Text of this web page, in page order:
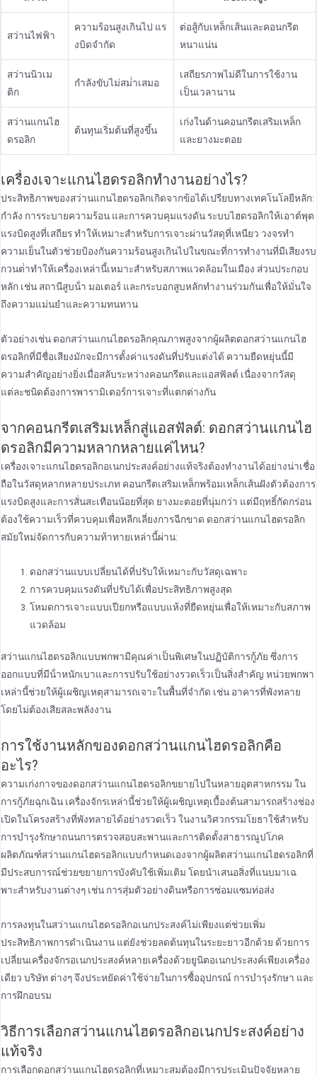
สว่านไฟฟ้า
ความร้อนสูงเกินไป แร
งบิดจํากัด
ต่อสู้กับเหล็กเส้นและคอนกรีต
หนาแน่น
สว่านนิวเม
ติก
กําลังขับไม่สม่ําเสมอ
เสถียรภาพไม่ดีในการใช้งาน
เป็นเวลานาน
สว่านแกนไฮ
ดรอลิก
ต้นทุนเริ่มต้นที่สูงขึ้น
เก่งในด้านคอนกรีตเสริมเหล็ก
และยางมะตอย
เครื่องเจาะแกนไฮดรอลิกทํางานอย่างไร?
ประสิทธิภาพของสว่านแกนไฮดรอลิกเกิดจากข้อได้เปรียบทางเทคโนโลยีหลัก:
กําลัง การระบายความร้อน และการควบคุมแรงดัน ระบบไฮดรอลิกให้เอาต์พุต
แรงบิดสูงที่เสถียร ทําให้เหมาะสําหรับการเจาะผ่านวัสดุที่เหนียว วงจรทํา
ความเย็นในตัวช่วยป้องกันความร้อนสูงเกินไปในขณะที่การทํางานที่มีเสียงรบ
กวนต่ําทําให้เครื่องเหล่านี้เหมาะสําหรับสภาพแวดล้อมในเมือง ส่วนประกอบ
หลัก เช่น สถานีสูบน้ํา มอเตอร์ และกระบอกสูบหลักทํางานร่วมกันเพื่อให้มั่นใจ
ถึงความแม่นยําและความทนทาน
ตัวอย่างเช่น ดอกสว่านแกนไฮดรอลิกคุณภาพสูงจากผู้ผลิตดอกสว่านแกนไฮ
ดรอลิกที่มีชื่อเสียงมักจะมีการตั้งค่าแรงดันที่ปรับแต่งได้ ความยืดหยุ่นนี้มี
ความสําคัญอย่างยิ่งเมื่อสลับระหว่างคอนกรีตและแอสฟัลต์ เนื่องจากวัสดุ
แต่ละชนิดต้องการพารามิเตอร์การเจาะที่แตกต่างกัน
จากคอนกรีตเสริมเหล็กสู่แอสฟัลต์: ดอกสว่านแกนไฮ
ดรอลิกมีความหลากหลายแค่ไหน?
เครื่องเจาะแกนไฮดรอลิกอเนกประสงค์อย่างแท้จริงต้องทํางานได้อย่างน่าเชื่อ
ถือในวัสดุหลากหลายประเภท คอนกรีตเสริมเหล็กพร้อมเหล็กเส้นฝังตัวต้องการ
แรงบิดสูงและการสั่นสะเทือนน้อยที่สุด ยางมะตอยที่นุ่มกว่า แต่มีฤทธิ์กัดกร่อน
ต้องใช้ความเร็วที่ควบคุมเพื่อหลีกเลี่ยงการฉีกขาด ดอกสว่านแกนไฮดรอลิก
สมัยใหม่จัดการกับความท้าทายเหล่านี้ผ่าน:
ดอกสว่านแบบเปลี่ยนได้ที่ปรับให้เหมาะกับวัสดุเฉพาะ
การควบคุมแรงดันที่ปรับได้เพื่อประสิทธิภาพสูงสุด
โหมดการเจาะแบบเปียกหรือแบบแห้งที่ยืดหยุ่นเพื่อให้เหมาะกับสภาพ
แวดล้อม
สว่านแกนไฮดรอลิกแบบพกพามีคุณค่าเป็นพิเศษในปฏิบัติการกู้ภัย ซึ่งการ
ออกแบบที่มีน้ําหนักเบาและการปรับใช้อย่างรวดเร็วเป็นสิ่งสําคัญ หน่วยพกพา
เหล่านี้ช่วยให้ผู้เผชิญเหตุสามารถเจาะในพื้นที่จํากัด เช่น อาคารที่พังทลาย
โดยไม่ต้องเสียสละพลังงาน
การใช้งานหลักของดอกสว่านแกนไฮดรอลิกคือ
อะไร?
ความเก่งกาจของดอกสว่านแกนไฮดรอลิกขยายไปในหลายอุตสาหกรรม ใน
การกู้ภัยฉุกเฉิน เครื่องจักรเหล่านี้ช่วยให้ผู้เผชิญเหตุเบื้องต้นสามารถสร้างช่อง
เปิดในโครงสร้างที่พังทลายได้อย่างรวดเร็ว ในงานวิศวกรรมโยธาใช้สําหรับ
การบํารุงรักษาถนนการตรวจสอบสะพานและการติดตั้งสาธารณูปโภค
ผลิตภัณฑ์สว่านแกนไฮดรอลิกแบบกําหนดเองจากผู้ผลิตสว่านแกนไฮดรอลิกที่
มีประสบการณ์ช่วยขยายการบังคับใช้เพิ่มเติม โดยนําเสนอสิ่งที่แนบมาเฉ
พาะสําหรับงานต่างๆ เช่น การสุ่มตัวอย่างดินหรือการซ่อมแซมท่อส่ง
การลงทุนในสว่านแกนไฮดรอลิกอเนกประสงค์ไม่เพียงแต่ช่วยเพิ่ม
ประสิทธิภาพการดําเนินงาน แต่ยังช่วยลดต้นทุนในระยะยาวอีกด้วย ด้วยการ
เปลี่ยนเครื่องจักรอเนกประสงค์หลายเครื่องด้วยยูนิตอเนกประสงค์เพียงเครื่อง
เดียว บริษัท ต่างๆ จึงประหยัดค่าใช้จ่ายในการซื้ออุปกรณ์ การบํารุงรักษา และ
การฝึกอบรม
วิธีการเลือกสว่านแกนไฮดรอลิกอเนกประสงค์อย่าง
แท้จริง
การเลือกดอกสว่านแกนไฮดรอลิกที่เหมาะสมต้องมีการประเมินปัจจัยหลาย